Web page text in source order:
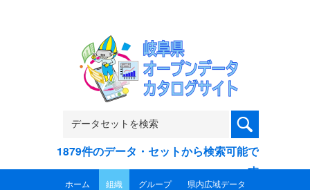
1879件のデータ・セットから検索可能で
す
ホーム 組織 グループ 県内広域データ